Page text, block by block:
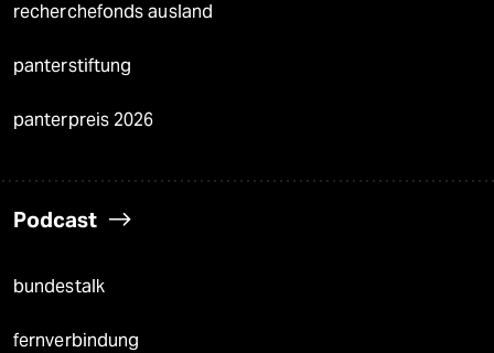
recherchefonds ausland
panterstiftung
panterpreis 2026
Podcast
bundestalk
fernverbindung